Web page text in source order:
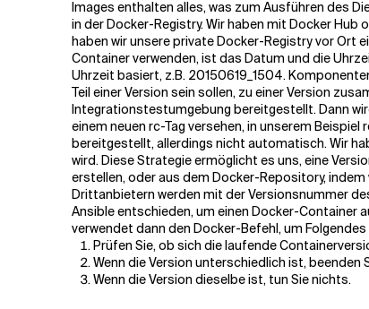
Images enthalten alles, was zum Ausführen des
in der Docker-Registry. Wir haben mit Docker Hub
haben wir unsere private Docker-Registry vor Ort
Container verwenden, ist das Datum und die
Uhrzeit basiert, z.B. 20150619_1504.
Teil einer Version sein sollen, zu einer Version
Integrationstestumgebung bereitgestellt. Dann
einem neuen rc-Tag versehen, in unserem
bereitgestellt, allerdings nicht automatisch. Wir
wird. Diese Strategie ermöglicht es uns, eine
erstellen, oder aus dem Docker-Repository,
Drittanbietern werden mit der Versionsnummer
Ansible entschieden, um einen Docker-Container
verwendet dann den Docker-Befehl, um
Prüfen Sie, ob sich die laufende
Wenn die Version unterschiedlich ist, beenden
Wenn die Version dieselbe ist, tun Sie nichts.